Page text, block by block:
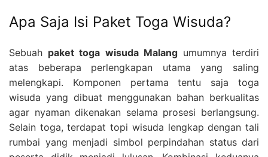
Apa Saja Isi Paket Toga Wisuda?
Sebuah paket toga wisuda Malangumumnya terdiri
atas beberapa perlengkapan utama yang saling
melengkapi. Komponen pertama tentu saja toga
wisuda yang dibuat menggunakan bahan berkualitas
agar nyaman dikenakan selama prosesi berlangsung.
Selain toga, terdapat topi wisuda lengkap dengan tali
rumbai yang menjadi simbol perpindahan status dari